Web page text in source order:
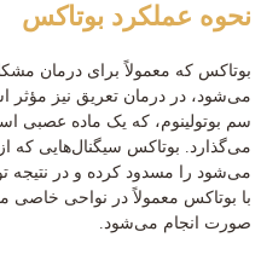
نحوه عملکرد بوتاکس
بوتاکس که معمولاً برای درمان
می‌شود، در درمان تعریق نیز مؤثر
سم بوتولینوم، که یک ماده عصبی
می‌گذارد. بوتاکس سیگنال‌هایی که
می‌شود را مسدود کرده و در نتیجه
با بوتاکس معمولاً در نواحی خاصی
صورت انجام می‌شود.